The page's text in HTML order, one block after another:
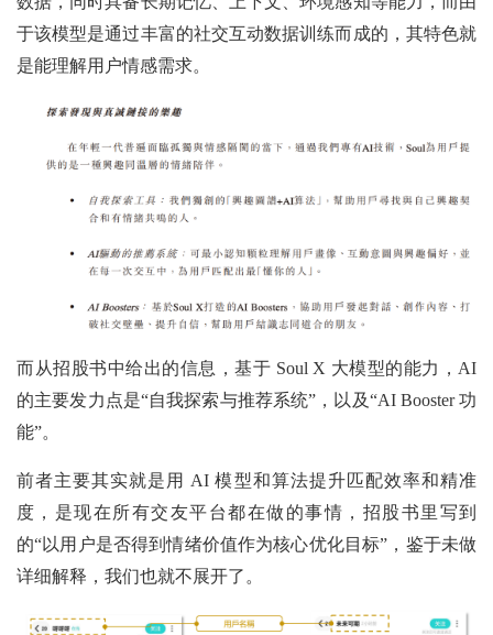
于该模型是通过丰富的社交互动数据训练而成的，其特色就
是能理解用户情感需求。
而从招股书中给出的信息，基于 Soul X 大模型的能力，AI
的主要发力点是“自我探索与推荐系统”，以及“AI Booster 功
能”。
前者主要其实就是用 AI 模型和算法提升匹配效率和精准
度，是现在所有交友平台都在做的事情，招股书里写到
的“以用户是否得到情绪价值作为核心优化目标”，鉴于未做
详细解释，我们也就不展开了。